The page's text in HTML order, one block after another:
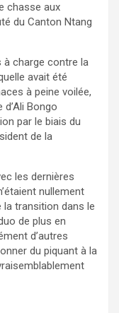
chasse aux
du Canton Ntang
à charge contre la
avait été
à peine voilée,
Bongo
par le biais du
de la
les dernières
nullement
la transition dans le
de plus en
d’autres
du piquant à la